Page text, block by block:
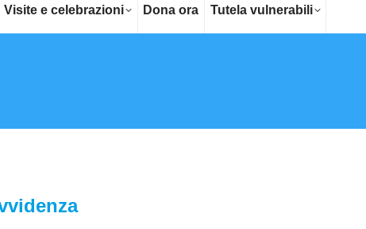
Visite e celebrazioni Dona ora Tutela vulnerabili